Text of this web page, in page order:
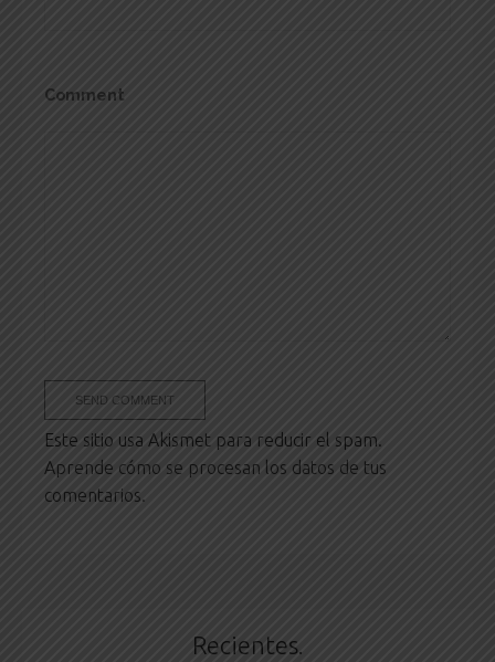
Comment
Este sitio usa Akismet para reducir el spam.
Aprende cómo se procesan los datos de tus
comentarios.
Recientes.